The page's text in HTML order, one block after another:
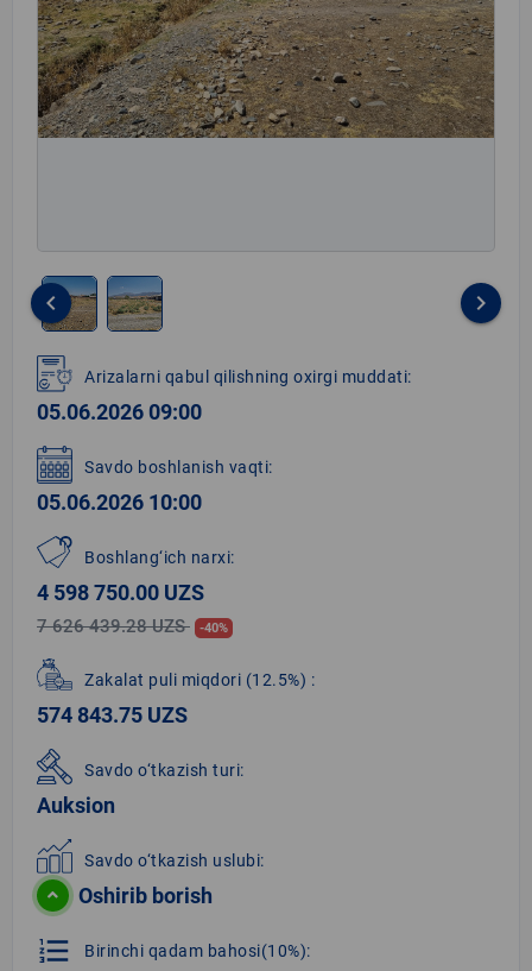
1
of
2
keyboard_arrow_left keyboard_arrow_right
Arizalarni qabul qilishning oxirgi muddati:
05.06.2026 09:00
Savdo boshlanish vaqti:
05.06.2026 10:00
Boshlang‘ich narxi:
4 598 750.00 UZS
7 626 439.28 UZS -40%
Zakalat puli miqdori (12.5%) :
574 843.75 UZS
Savdo o‘tkazish turi:
Auksion
Savdo o‘tkazish uslubi:
Oshirib borish
format_list_numbered Birinchi qadam bahosi(10%):